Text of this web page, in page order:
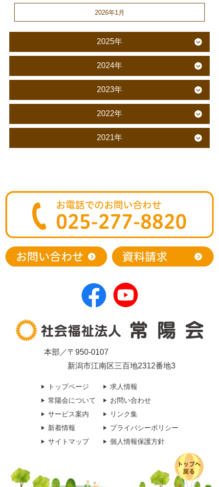
2026年1月
2025年
2024年
2023年
2022年
2021年
本部／〒950-0107
新潟市江南区三百地2312番地3
トップページ
常陽会について
サービス案内
新着情報
サイトマップ
求人情報
お問い合わせ
リンク集
プライバシーポリシー
個人情報保護方針